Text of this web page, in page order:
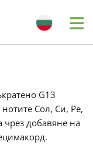
G13
Сол, Си, Ре,
добавяне на